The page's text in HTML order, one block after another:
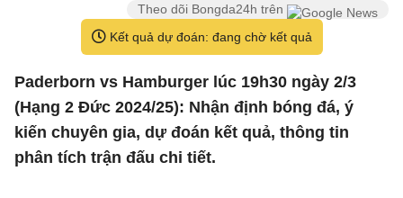
Theo dõi Bongda24h trên
Kết quả dự đoán: đang chờ kết quả
Paderborn vs Hamburger lúc 19h30 ngày 2/3
(Hạng 2 Đức 2024/25): Nhận định bóng đá, ý
kiến chuyên gia, dự đoán kết quả, thông tin
phân tích trận đấu chi tiết.